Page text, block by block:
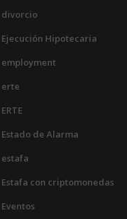
divorcio
Ejecución Hipotecaria
employment
erte
ERTE
Estado de Alarma
estafa
Estafa con criptomonedas
Eventos